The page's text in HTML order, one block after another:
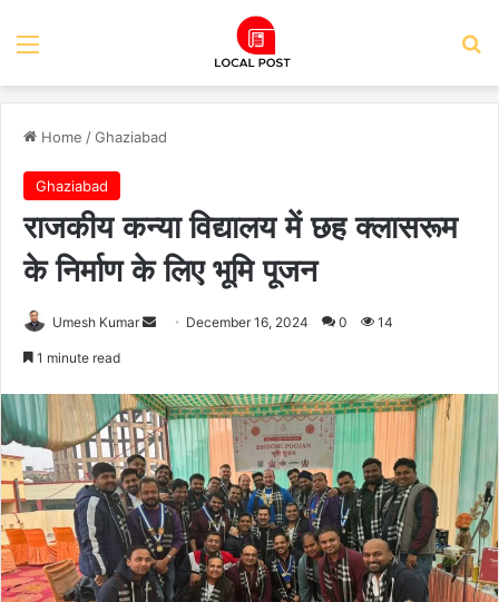
Menu
Home /Ghaziabad
Ghaziabad
राजकीय कन्या विद्यालय में छह क्लासरूम
के निर्माण के लिए भूमि पूजन
Umesh Kumar
Send December 16, 2024 0 14
1 minute read